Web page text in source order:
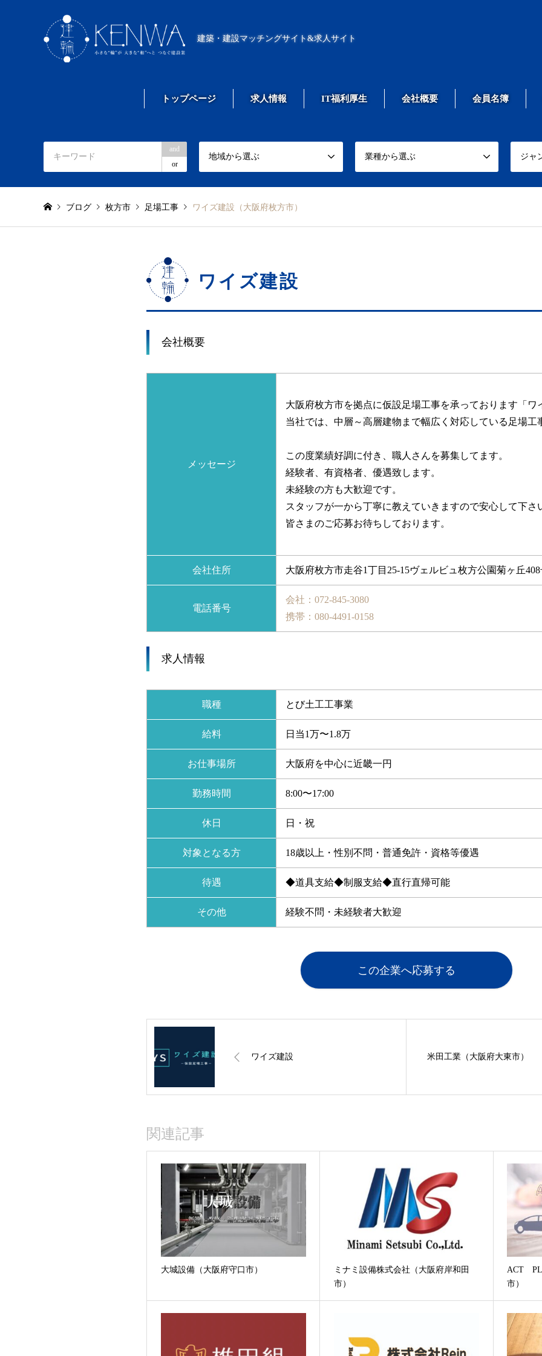
建築・建設マッチングサイト&求人サイト
トップページ 求人情報 IT福利厚生 会社概要 会員名簿
and
or
地域から選ぶ 業種から選ぶ ジャ
ブログ 枚方市 足場工事 ワイズ建設（大阪府枚方市）
ワイズ建設
会社概要
メッセージ
大阪府枚方市を拠点に仮設足場工事を承っております「ワ
当社では、中層～高層建物まで幅広く 対応している足場工
この度業績好調に付き、 職人さんを募集してます。
経験者、有資格者、優遇致します。
未経験の方も大歓迎です。
スタッフが一から丁寧に教えていきますので安心して下さ
皆さまのご応募お待ちしております。
会社住所 大阪府枚方市走谷1丁目25-15ヴェルビュ枚方公園菊ヶ丘
電話番号
会社：072-845-3080
携帯：080-4491-0158
求人情報
職種 とび土工工事業
給料 日当1万〜1.8万
お仕事場所 大阪府を中心に近畿一円
勤務時間 8:00〜17:00
休日 日・祝
対象となる方 18歳以上・性別不問・普通免許・資格等優遇
待遇 ◆道具支給◆制服支給◆直行直帰可能
その他 経験不問・未経験者大歓迎
この企業へ応募する
ワイズ建設 米田工業（大阪府大東市）
関連記事
大城設備（大阪府守口市）
ミナミ設備株式会社（大阪府岸和田
市）
ACT
市）